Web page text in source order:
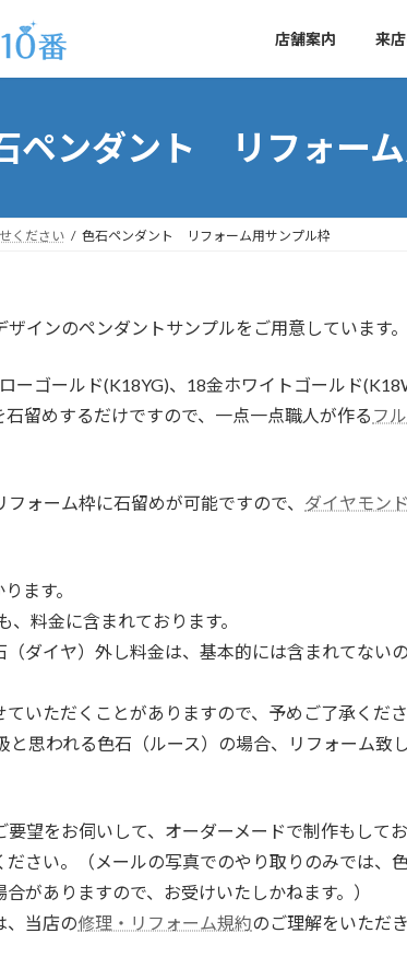
店舗案内 来
ペンダント リフォー
ください 色石ペンダント リフォーム用サンプル枠
インのペンダントサンプルをご用意しています。
ーゴールド(K18YG)、18金ホワイトゴールド
留めするだけですので、一点一点職人が作る フ
ォーム枠に石留めが可能ですので、 ダイヤモン
ます。
料金に含まれております。
ダイヤ）外し料金は、基本的には含まれてない
いただくことがありますので、予めご了承くださ
思われる色石（ルース）の場合、リフォーム致
望をお伺いして、オーダーメードで制作もして
さい。（メールの写真でのやり取りのみでは、
がありますので、お受けいたしかねます。）
、当店の修理・リフォーム規約のご理解をいただ